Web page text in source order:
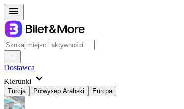
Dostawca
Kierunki
Turcja Półwysep Arabski Europa